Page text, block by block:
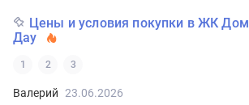
Цены и условия покупки в ЖК Дом
Дау
1 2 3
Валерий 23.06.2026